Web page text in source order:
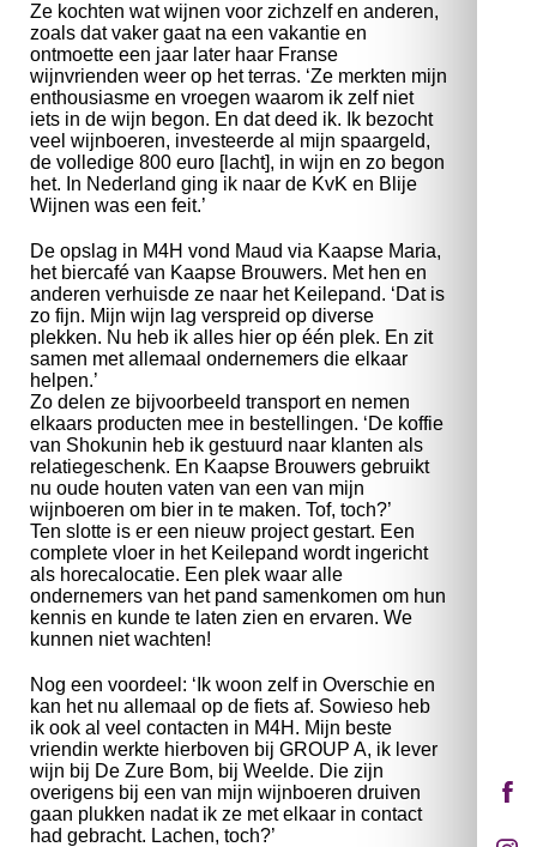
Ze kochten wat wijnen voor zichzelf en anderen,
zoals dat vaker gaat na een vakantie en
ontmoette een jaar later haar Franse
wijnvrienden weer op het terras. ‘Ze merkten mijn
enthousiasme en vroegen waarom ik zelf niet
iets in de wijn begon. En dat deed ik. Ik bezocht
veel wijnboeren, investeerde al mijn spaargeld,
de volledige 800 euro [lacht], in wijn en zo begon
het. In Nederland ging ik naar de KvK en Blije
Wijnen was een feit.’
De opslag in M4H vond Maud via Kaapse Maria,
het biercafé van Kaapse Brouwers. Met hen en
anderen verhuisde ze naar het Keilepand. ‘Dat is
zo fijn. Mijn wijn lag verspreid op diverse
plekken. Nu heb ik alles hier op één plek. En zit
samen met allemaal ondernemers die elkaar
helpen.’
Zo delen ze bijvoorbeeld transport en nemen
elkaars producten mee in bestellingen. ‘De koffie
van Shokunin heb ik gestuurd naar klanten als
relatiegeschenk. En Kaapse Brouwers gebruikt
nu oude houten vaten van een van mijn
wijnboeren om bier in te maken. Tof, toch?’
Ten slotte is er een nieuw project gestart. Een
complete vloer in het Keilepand wordt ingericht
als horecalocatie. Een plek waar alle
ondernemers van het pand samenkomen om hun
kennis en kunde te laten zien en ervaren. We
kunnen niet wachten!
Nog een voordeel: ‘Ik woon zelf in Overschie en
kan het nu allemaal op de fiets af. Sowieso heb
ik ook al veel contacten in M4H. Mijn beste
vriendin werkte hierboven bij GROUP A, ik lever
wijn bij De Zure Bom, bij Weelde. Die zijn
overigens bij een van mijn wijnboeren druiven
gaan plukken nadat ik ze met elkaar in contact
had gebracht. Lachen, toch?’